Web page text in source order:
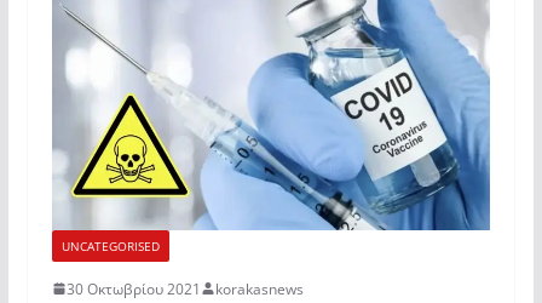
UNCATEGORISED
30 Οκτωβρίου 2021 korakasnews